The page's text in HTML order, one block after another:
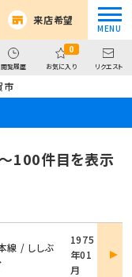
来店希望
閲覧履歴
0
お気に入り リクエスト
市
100件目を表示
線 / ししぶ
1975
年01
月
詳